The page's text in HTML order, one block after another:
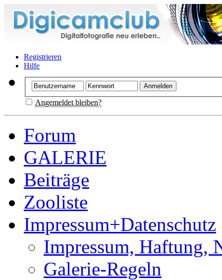
Registrieren
Hilfe
Angemeldet bleiben?
Forum
GALERIE
Beiträge
Zooliste
Impressum+Datenschutz
Impressum, Haftung,
Galerie-Regeln